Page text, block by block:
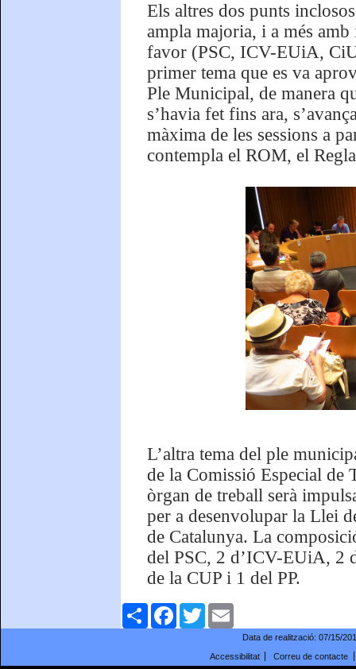
Els altres dos punts
ampla majoria, i a més
favor (PSC, ICV-EUiA,
primer tema que es va
Ple Municipal, de manera
s’havia fet fins ara,
màxima de les sessions a
contempla el ROM, el
L’altra tema del ple
de la Comissió Especial de
òrgan de treball serà
per a desenvolupar la Llei
de Catalunya. La
del PSC, 2 d’ICV-EUiA, 2
de la CUP i 1 del PP.
ComparteixFacebookTwitter
Data de realització: 07/15/
Accessibilitat
Correu de contacte